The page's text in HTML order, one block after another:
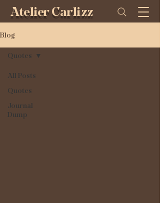
Atelier Carlizz
Blog
All Posts
Quotes
Journal
Dump
Quotes